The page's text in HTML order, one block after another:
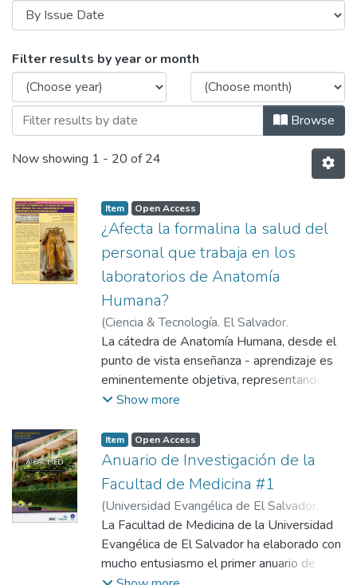
Browsing Facultad de Medicina by Issue
Filter results by year or month
Browse
Now showing 1 - 20 of 24
Item Open Access
¿Afecta la formalina la salud del
personal que trabaja en los
laboratorios de Anatomía
Humana?
(Ciencia & Tecnología. El Salvador.
CONACYT (Consejo Nacional de Ciencia y
Tecnología).,2010-12)Vásquez Flamenco,
Guadalupe
La cátedra de Anatomía Humana, desde el
punto de vista enseñanza - aprendizaje es
eminentemente objetiva, representando
una ventaja, para estudiantes y docentes.
temporal, a material fijado con
formaldehido, metanol y otras sustancias
químicas; agregadas con una concentración
específica, para evitar, la proliferación de
microorganismos en el cadáver.
La didáctica, se enfoca en la habilidad de
disección; para exponer las estructuras que
posteriormente, serán identificadas por los
Show more
Item Open Access
Anuario de Investigación de la
Facultad de Medicina #1
(Universidad Evangélica de El Salvador,
2015)Universidad Evangélica de El
Salvador
La Facultad de Medicina de la Universidad
Evangélica de El Salvador ha elaborado con
mucho entusiasmo el primer anuario de